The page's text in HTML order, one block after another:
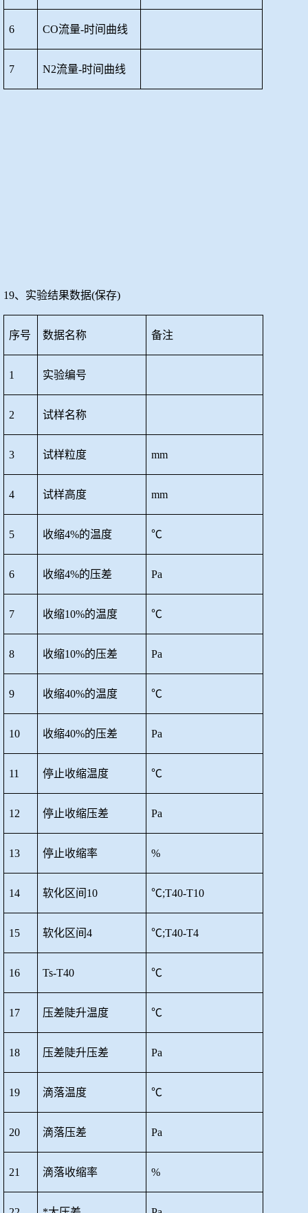
6 CO流量-时间曲线
7 N2流量-时间曲线
19、实验结果数据(保存)
序号 数据名称 备注
1 实验编号
2 试样名称
3 试样粒度 mm
4 试样高度 mm
5 收缩4%的温度 ℃
6 收缩4%的压差 Pa
7 收缩10%的温度 ℃
8 收缩10%的压差 Pa
9 收缩40%的温度 ℃
10 收缩40%的压差 Pa
11 停止收缩温度 ℃
12 停止收缩压差 Pa
13 停止收缩率 %
14 软化区间 10 ℃;T40-T10
15 软化区间4 ℃;T40-T4
16 Ts-T40 ℃
17 压差陡升温度 ℃
18 压差陡升压差 Pa
19 滴落温度 ℃
20 滴落压差 Pa
21 滴落收缩率 %